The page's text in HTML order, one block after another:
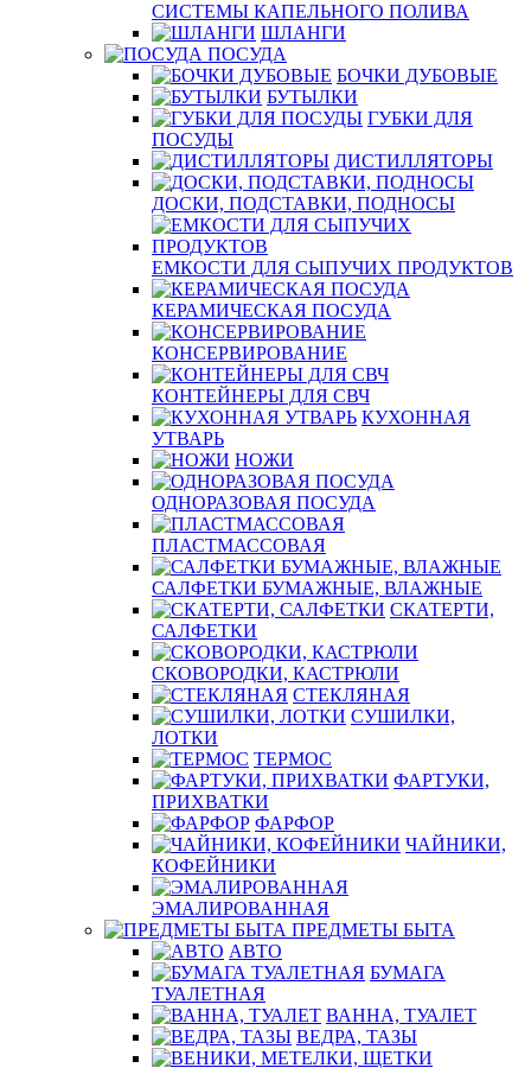
СИСТЕМЫ КАПЕЛЬНОГО ПОЛИВА
ШЛАНГИ
ПОСУДА
БОЧКИ ДУБОВЫЕ
БУТЫЛКИ
ГУБКИ ДЛЯ
ПОСУДЫ
ДИСТИЛЛЯТОРЫ
ДОСКИ, ПОДСТАВКИ, ПОДНОСЫ
ЕМКОСТИ ДЛЯ СЫПУЧИХ ПРОДУКТОВ
КЕРАМИЧЕСКАЯ ПОСУДА
КОНСЕРВИРОВАНИЕ
КОНТЕЙНЕРЫ ДЛЯ СВЧ
КУХОННАЯ
УТВАРЬ
НОЖИ
ОДНОРАЗОВАЯ ПОСУДА
ПЛАСТМАССОВАЯ
САЛФЕТКИ БУМАЖНЫЕ, ВЛАЖНЫЕ
СКАТЕРТИ,
САЛФЕТКИ
СКОВОРОДКИ, КАСТРЮЛИ
СТЕКЛЯНАЯ
СУШИЛКИ,
ЛОТКИ
ТЕРМОС
ФАРТУКИ,
ПРИХВАТКИ
ФАРФОР
ЧАЙНИКИ,
КОФЕЙНИКИ
ЭМАЛИРОВАННАЯ
ПРЕДМЕТЫ БЫТА
АВТО
БУМАГА
ТУАЛЕТНАЯ
ВАННА, ТУАЛЕТ
ВЕДРА, ТАЗЫ